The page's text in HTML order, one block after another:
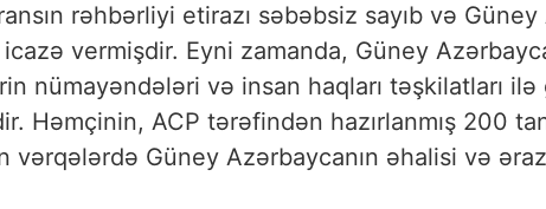
rəhbərliyi etirazı səbəbsiz sayıb və Güney
vermişdir. Eyni zamanda, Güney
nümayəndələri və insan haqları təşkilatları
Həmçinin, ACP tərəfindən hazırlanmış 200
vərqələrdə Güney Azərbaycanın əhalisi və